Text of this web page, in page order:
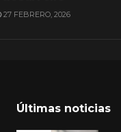
27 FEBRERO, 2026
Últimas noticias